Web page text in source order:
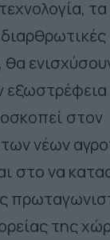
θα
στον
νέων
στο να
της